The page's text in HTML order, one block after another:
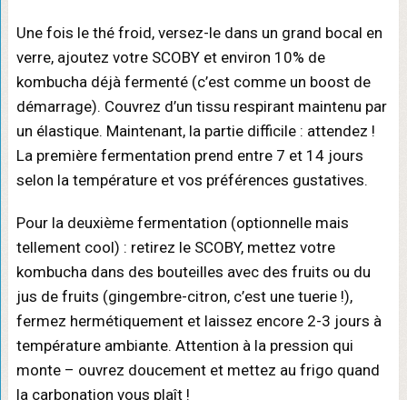
Une fois le thé froid, versez-le dans un grand bocal en
verre, ajoutez votre SCOBY et environ 10% de
kombucha déjà fermenté (c’est comme un boost de
démarrage). Couvrez d’un tissu respirant maintenu par
un élastique. Maintenant, la partie difficile : attendez !
La première fermentation prend entre 7 et 14 jours
selon la température et vos préférences gustatives.
Pour la deuxième fermentation (optionnelle mais
tellement cool) : retirez le SCOBY, mettez votre
kombucha dans des bouteilles avec des fruits ou du
jus de fruits (gingembre-citron, c’est une tuerie !),
fermez hermétiquement et laissez encore 2-3 jours à
température ambiante. Attention à la pression qui
monte – ouvrez doucement et mettez au frigo quand
la carbonation vous plaît !